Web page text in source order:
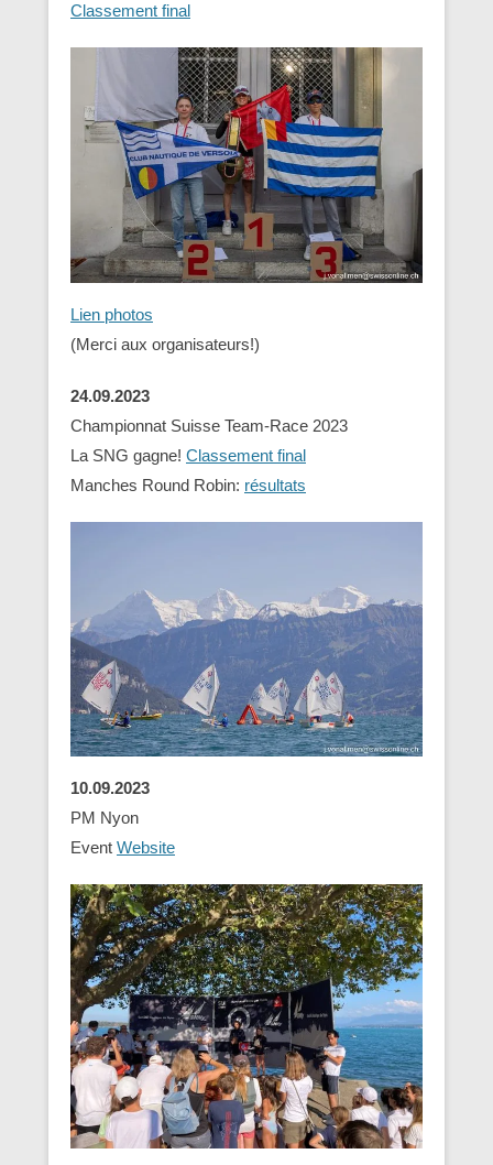
Classement final
Lien photos
(Merci aux organisateurs!)
24.09.2023
Championnat Suisse Team-Race 2023
La SNG gagne! Classement final
Manches Round Robin: résultats
10.09.2023
PM Nyon
Event Website